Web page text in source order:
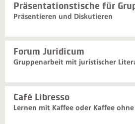
Präsentationstische für
Präsentieren und Diskutieren
Forum Juridicum
Gruppenarbeit mit juristischer
Café Libresso
Lernen mit Kaffee oder Kaffee